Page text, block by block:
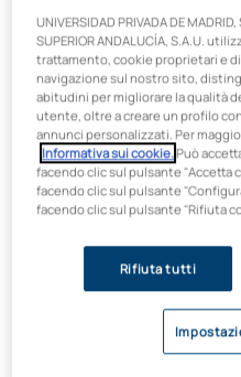
Segui la formazione a
superiore di laboratorio
preparazione aggiornata
esperti del settore
contatto con le aziendee
Consulta il tuo consulente
tuo piano di
adatta alla tua situazione.
Hai dei
per te,
UNIVERSIDAD PRIVADA DE
SUPERIOR ANDALUCÍA, S.A.U.
trattamento, cookie proprietari e
navigazione sul nostro sito,
abitudini per migliorare la qualità
utente, oltre a creare un profilo
annunci personalizzati. Per
Informativa sui cookie.Può
facendo clic sul pulsante "Accetta
facendo clic sul pulsante
facendo clic sul pulsante "Rifiuta
Rifiuta tutti